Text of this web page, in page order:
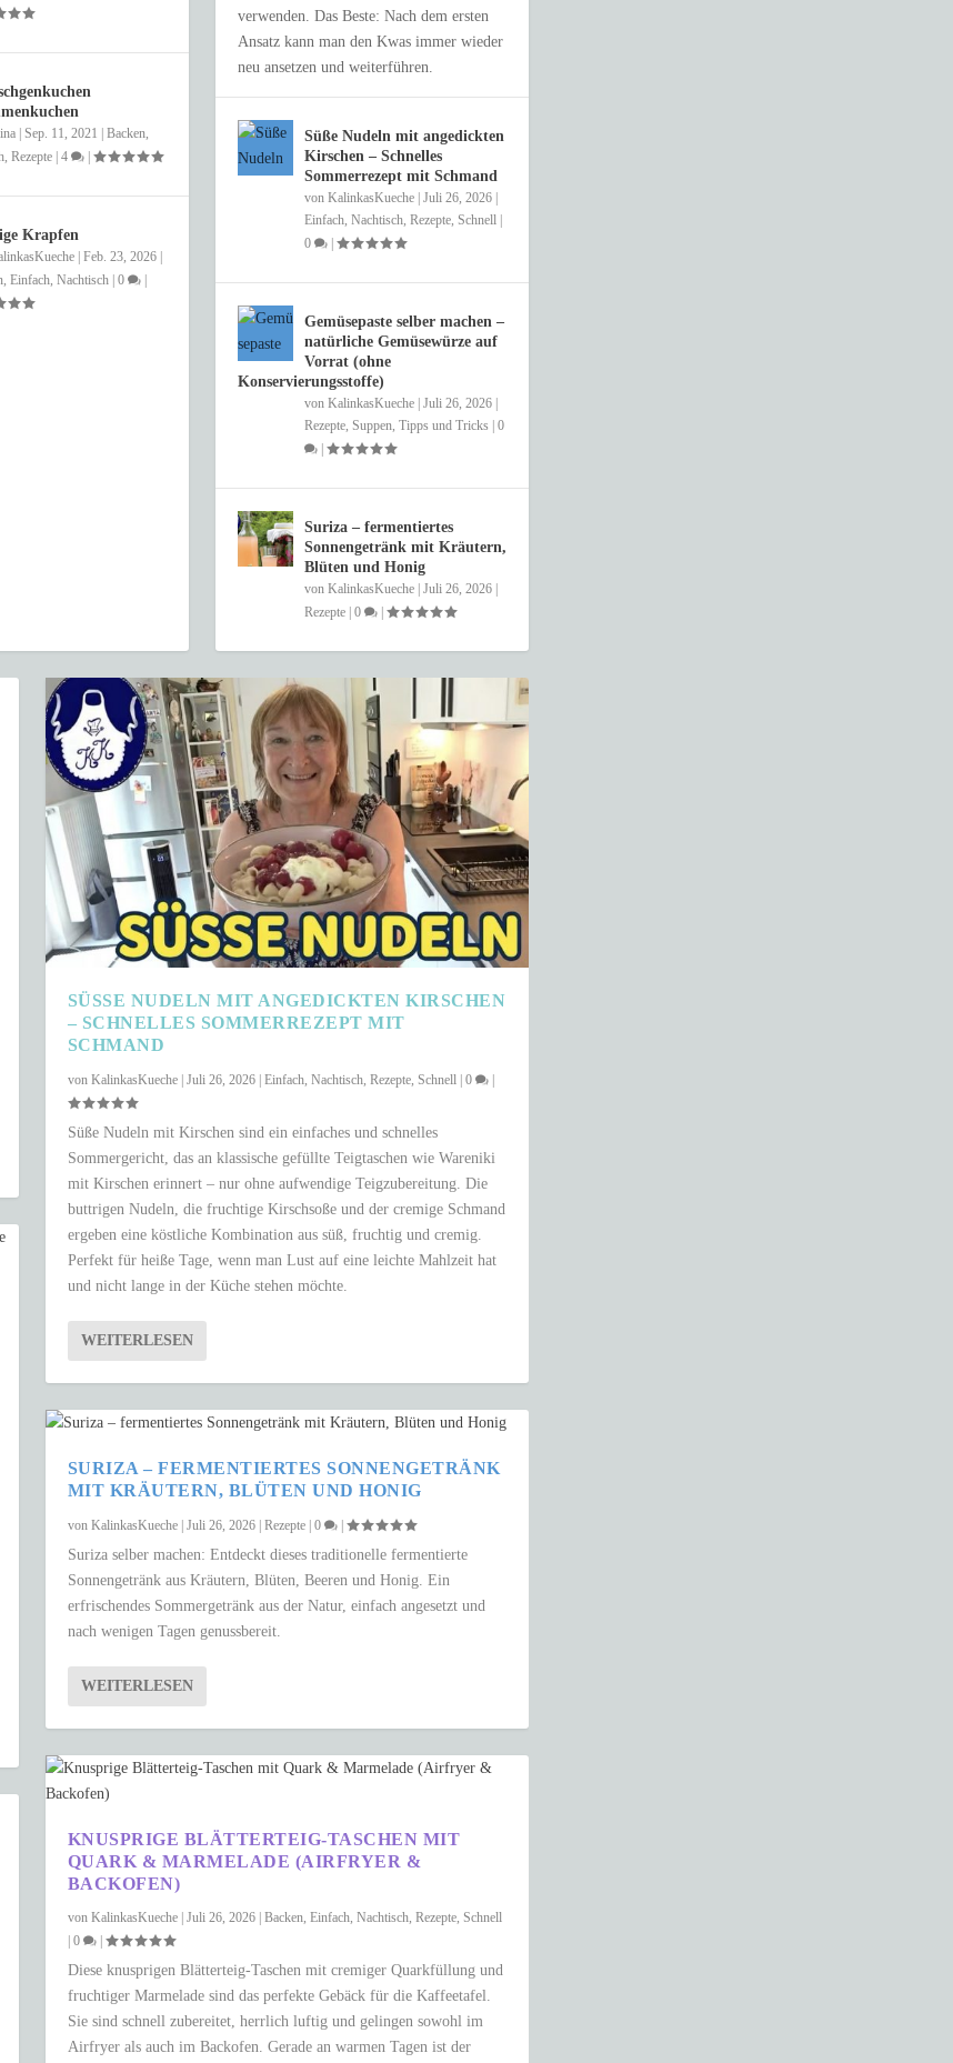
| Sep. 11, 2021 Backen,
, Rezepte| 4 |
Krapfen
| Feb. 23, 2026|
, Einfach, Nachtisch| 0 |
verwenden. Das Beste: Nach dem ersten
Ansatz kann man den Kwas immer wieder
neu ansetzen und weiterführen.
Süße Nudeln mit angedickten
Kirschen – Schnelles
Sommerrezept mit Schmand
von KalinkasKueche| Juli 26, 2026|
Einfach Nachtisch Rezepte, Schnell |
0
|
Gemüsepaste selber machen –
natürliche Gemüsewürze auf
Vorrat (ohne
Konservierungsstoffe)
von KalinkasKueche| Juli 26, 2026|
Rezepte, Suppen Tipps und Tricks | 0
|
Suriza – fermentiertes
Sonnengetränk mit Kräutern,
Blüten und Honig
von KalinkasKueche| Juli 26, 2026|
Rezepte| 0 |
SÜSSE NUDELN MIT ANGEDICKTEN KIRSCHEN –
SCHNELLES SOMMERREZEPT MIT S
CHMAND
von KalinkasKueche| Juli 26, 2026| Einfach Nachtisch Rezepte, Schnell | 0 |
Süße Nudeln mit Kirschen sind ein einfaches und schnelles
Sommergericht, das an klassische gefüllte Teigtaschen wie Wareniki
mit Kirschen erinnert – nur ohne aufwendige Teigzubereitung. Die
buttrigen Nudeln, die fruchtige Kirschsoße und der cremige Schmand
ergeben eine köstliche Kombination aus süß, fruchtig und cremig.
Perfekt für heiße Tage, wenn man Lust auf eine leichte Mahlzeit hat
und nicht lange in der Küche stehen möchte.
WEITERLESEN
SURIZA – FERMENTIERTES SONNENGETRÄNK
MIT KRÄUTERN, BLÜTEN UND HONIG
von KalinkasKueche| Juli 26, 2026| Rezepte| 0 |
Suriza selber machen: Entdeckt dieses traditionelle fermentierte
Sonnengetränk aus Kräutern, Blüten, Beeren und Honig. Ein
erfrischendes Sommergetränk aus der Natur, einfach angesetzt und
nach wenigen Tagen genussbereit.
WEITERLESEN
KNUSPRIGE BLÄTTERTEIG-TASCHEN MIT
QUARK & MARMELADE (AIRFRYER &
BACKOFEN)
von KalinkasKueche| Juli 26, 2026| Backen Einfach Nachtisch Rezepte, Schnell
| 0 |
Diese knusprigen Blätterteig-Taschen mit cremiger Quarkfüllung und
fruchtiger Marmelade sind das perfekte Gebäck für die Kaffeetafel.
Sie sind schnell zubereitet, herrlich luftig und gelingen sowohl im
Airfryer als auch im Backofen. Gerade an warmen Tagen ist der